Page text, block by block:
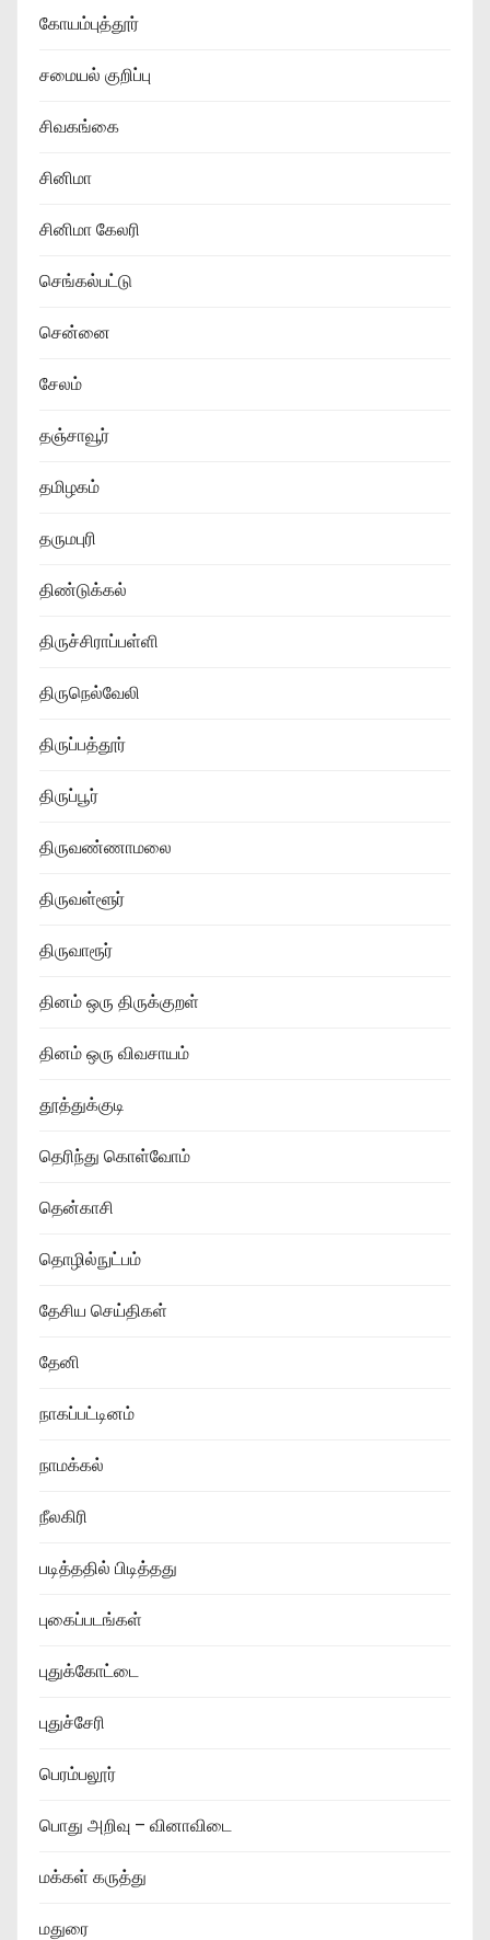
கோயம்புத்தூர்
சமையல் குறிப்பு
சிவகங்கை
சினிமா
சினிமா கேலரி
செங்கல்பட்டு
சென்னை
சேலம்
தஞ்சாவூர்
தமிழகம்
தருமபுரி
திண்டுக்கல்
திருச்சிராப்பள்ளி
திருநெல்வேலி
திருப்பத்தூர்
திருப்பூர்
திருவண்ணாமலை
திருவள்ளூர்
திருவாரூர்
தினம் ஒரு திருக்குறள்
தினம் ஒரு விவசாயம்
தூத்துக்குடி
தெரிந்து கொள்வோம்
தென்காசி
தொழில்நுட்பம்
தேசிய செய்திகள்
தேனி
நாகப்பட்டினம்
நாமக்கல்
நீலகிரி
படித்ததில் பிடித்தது
புகைப்படங்கள்
புதுக்கோட்டை
புதுச்சேரி
பெரம்பலூர்
பொது அறிவு – வினாவிடை
மக்கள் கருத்து
மதுரை